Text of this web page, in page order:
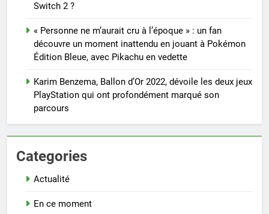
Switch 2 ?
« Personne ne m’aurait cru à l’époque » : un fan
découvre un moment inattendu en jouant à Pokémon
Édition Bleue, avec Pikachu en vedette
Karim Benzema, Ballon d’Or 2022, dévoile les deux jeux
PlayStation qui ont profondément marqué son
parcours
Categories
Actualité
En ce moment